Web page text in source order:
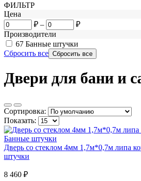
ФИЛЬТР
Цена
₽ –
₽
Производители
67 Банные штучки
Сбросить все
Двери для бани и
Сортировка:
Показать:
Дверь со стеклом 4мм 1,7м*0,7м липа
штучки
8 460 ₽